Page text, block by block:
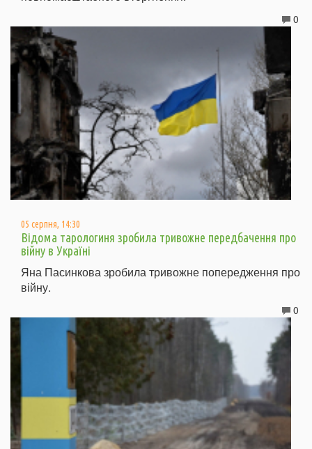
0
05 серпня, 14:30
Відома тарологиня зробила тривожне передбачення про
війну в Україні
Яна Пасинкова зробила тривожне попередження про
війну.
0